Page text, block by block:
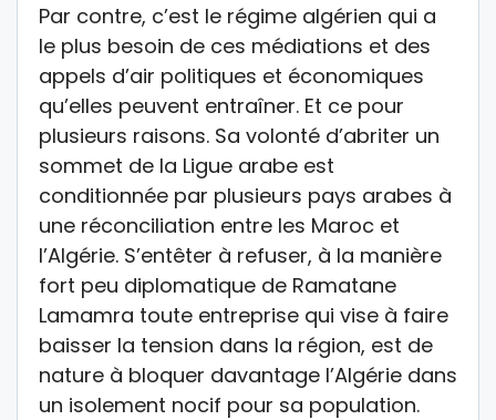
Par contre, c’est le régime algérien qui a
le plus besoin de ces médiations et des
appels d’air politiques et économiques
qu’elles peuvent entraîner. Et ce pour
plusieurs raisons. Sa volonté d’abriter un
sommet de la Ligue arabe est
conditionnée par plusieurs pays arabes à
une réconciliation entre les Maroc et
l’Algérie. S’entêter à refuser, à la manière
fort peu diplomatique de Ramatane
Lamamra toute entreprise qui vise à faire
baisser la tension dans la région, est de
nature à bloquer davantage l’Algérie dans
un isolement nocif pour sa population.